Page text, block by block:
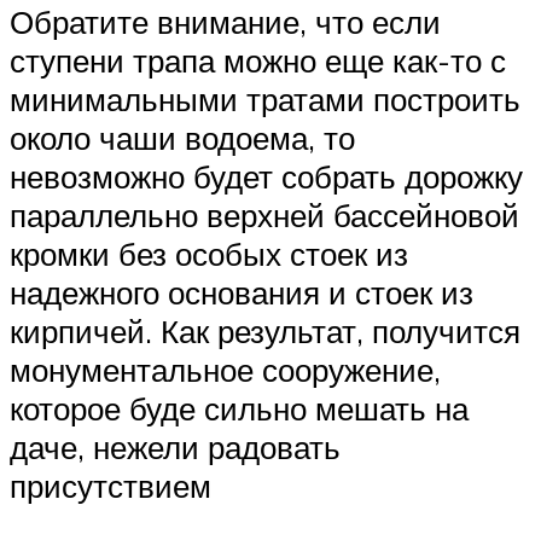
Обратите внимание, что если
ступени трапа можно еще как-то с
минимальными тратами построить
около чаши водоема, то
невозможно будет собрать дорожку
параллельно верхней бассейновой
кромки без особых стоек из
надежного основания и стоек из
кирпичей. Как результат, получится
монументальное сооружение,
которое буде сильно мешать на
даче, нежели радовать
присутствием